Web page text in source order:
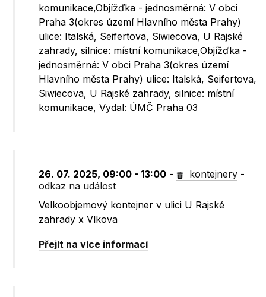
komunikace,Objížďka - jednosměrná: V obci
Praha 3(okres území Hlavního města Prahy)
ulice: Italská, Seifertova, Siwiecova, U Rajské
zahrady, silnice: místní komunikace,Objížďka -
jednosměrná: V obci Praha 3(okres území
Hlavního města Prahy) ulice: Italská, Seifertova,
Siwiecova, U Rajské zahrady, silnice: místní
komunikace, Vydal: ÚMČ Praha 03
26. 07. 2025, 09:00 - 13:00 - kontejnery -
odkaz na událost
Velkoobjemový kontejner v ulici U Rajské
zahrady x Vlkova
Přejít na více informací